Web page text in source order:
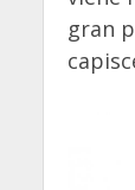
gran